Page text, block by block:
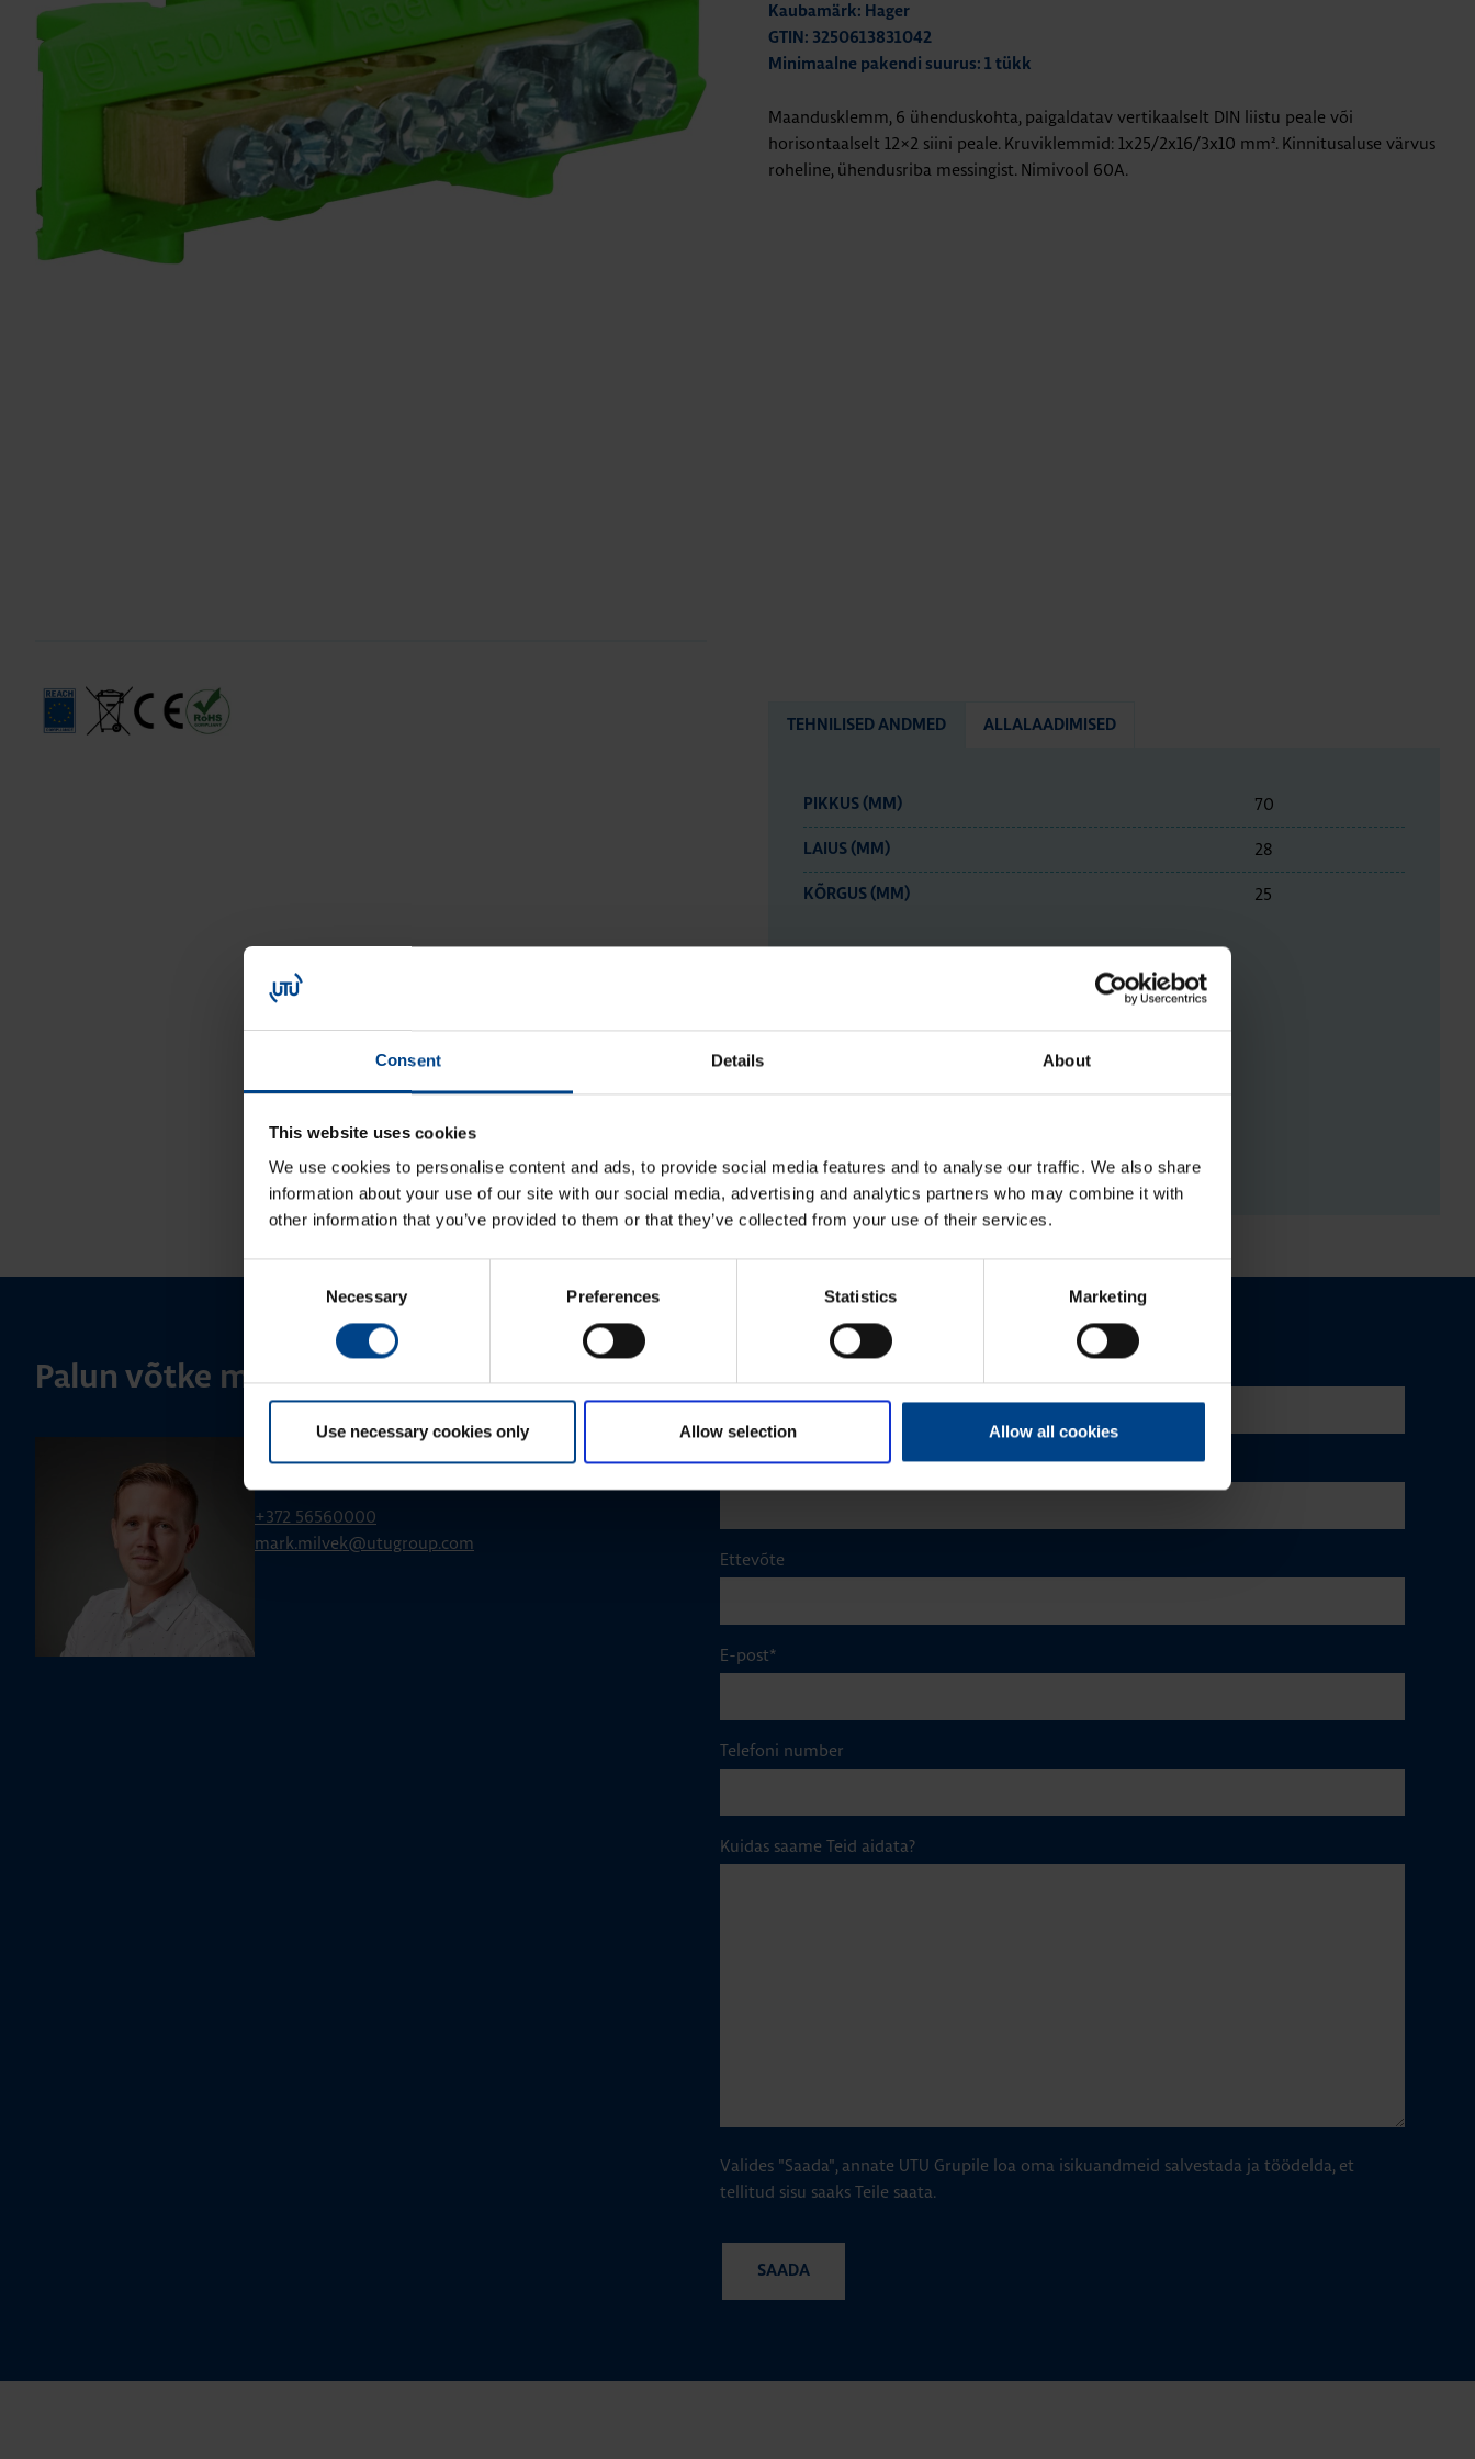
Consent Details About
This website uses cookies
We use cookies to personalise content and ads, to provide social media features and to analyse our traffic. We also share
information about your use of our site with our social media, advertising and analytics partners who may combine it with
other information that you’ve provided to them or that they’ve collected from your use of their services.
Necessary Preferences Statistics Marketing
Use necessary cookies only Allow selection Allow all cookies
Kaubamärk: Hager
GTIN: 3250613831042
Minimaalne pakendi suurus: 1 tükk
Maandusklemm, 6 ühenduskohta, paigaldatav vertikaalselt DIN liistu peale või
horisontaalselt 12×2 siini peale. Kruviklemmid: 1x25/2x16/3x10 mm². Kinnitusaluse värvus
roheline, ühendusriba messingist. Nimivool 60A.
TEHNILISED ANDMED ALLALAADIMISED
PIKKUS (MM) 70
LAIUS (MM) 28
KÕRGUS (MM) 25
Palun võtke meiega ühendust
+372 56560000
mark.milvek@utugroup.com
Perekonnanimi*
Ettevõte
E-post*
Telefoni number
Kuidas saame Teid aidata?
Valides "Saada", annate UTU Grupile loa oma isikuandmeid salvestada ja töödelda, et
tellitud sisu saaks Teile saata.